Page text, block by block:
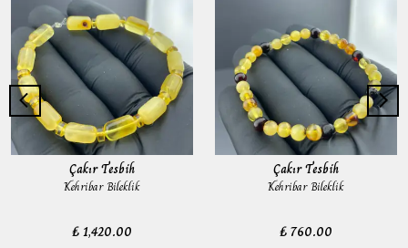
Çakır Tesbih
Kehribar Bileklik
₺ 1,420.00
Çakır Tesbih
Kehribar Bileklik
₺ 760.00